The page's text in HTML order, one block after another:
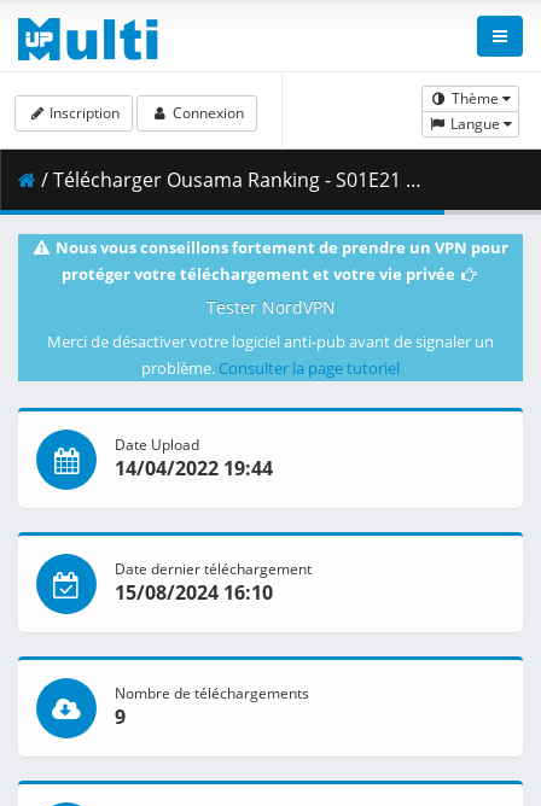
Thème
Langue
Inscription Connexion
/ Télécharger Ousama Ranking - S01E21 - MULTi 1080p WEB x264 -NanDesuKa (CR).mkv.003 ( 478.07 MB )
Nous vous conseillons fortement de prendre un VPN pour
protéger votre téléchargement et votre vie privée
Tester NordVPN
Merci de désactiver votre logiciel anti-pub avant de signaler un
problème. Consulter la page tutoriel
Date Upload
14/04/2022 19:44
Date dernier téléchargement
15/08/2024 16:10
Nombre de téléchargements
9